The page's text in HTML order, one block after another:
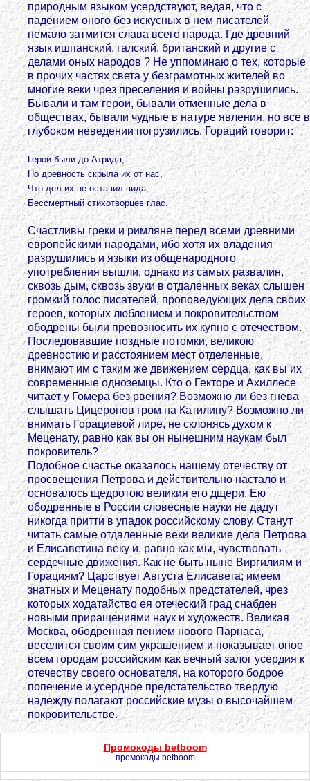
природным языком усердствуют, ведая, что с
падением оного без искусных в нем писателей
немало затмится слава всего народа. Где древний
язык ишпанский, галский, британский и другие с
делами оных народов ? Не уппоминаю о тех, которые
в прочих частях света у безграмотных жителей во
многие веки чрез преселения и войны разрушились.
Бывали и там герои, бывали отменные дела в
обществах, бывали чудные в натуре явления, но все в
глубоком неведении погрузились. Гораций говорит:
Герои были до Атрида,
Но древность скрыла их от нас,
Что дел их не оставил вида,
Бессмертный стихотворцев глас.
Счастливы греки и римляне перед всеми древними
европейскими народами, ибо хотя их владения
разрушились и языки из общенародного
употребления вышли, однако из самых развалин,
сквозь дым, сквозь звуки в отдаленных веках слышен
громкий голос писателей, проповедующих дела своих
героев, которых люблением и покровительством
ободрены были превозносить их купно с отечеством.
Последовавшие поздные потомки, великою
древностию и расстоянием мест отделенные,
внимают им с таким же движением сердца, как вы их
современные одноземцы. Кто о Гекторе и Ахиллесе
читает у Гомера без рвения? Возможно ли без гнева
слышать Цицеронов гром на Катилину? Возможно ли
внимать Горациевой лире, не склонясь духом к
Меценату, равно как вы он нынешним наукам был
покровитель?
Подобное счастье оказалось нашему отечеству от
просвещения Петрова и действительно настало и
основалось щедротою великия его дщери. Ею
ободренные в России словесные науки не дадут
никогда притти в упадок российскому слову. Станут
читать самые отдаленные веки великие дела Петрова
и Елисаветина веку и, равно как мы, чувствовать
сердечные движения. Как не быть ныне Виргилиям и
Горациям? Царствует Августа Елисавета; имеем
знатных и Меценату подобных предстателей, чрез
которых ходатайство ея отеческий град снабден
новыми приращениями наук и художеств. Великая
Москва, ободренная пением нового Парнаса,
веселится своим сим украшением и показывает оное
всем городам российским как вечный залог усердия к
отечеству своего основателя, на которого бодрое
попечение и усердное предстательство твердую
надежду полагают российские музы о высочайшем
покровительстве.
Промокоды betboom
промокоды betboom